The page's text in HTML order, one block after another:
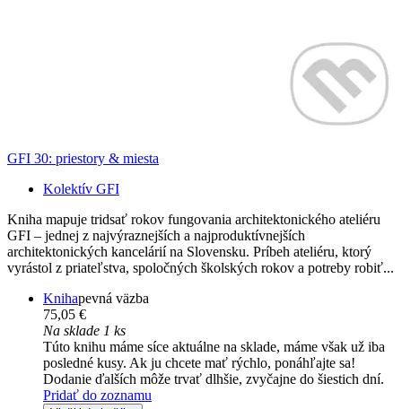
GFI 30: priestory & miesta
Kolektív GFI
Kniha mapuje tridsať rokov fungovania architektonického ateliéru
GFI – jednej z najvýraznejších a najproduktívnejších
architektonických kancelárií na Slovensku. Príbeh ateliéru, ktorý
vyrástol z priateľstva, spoločných školských rokov a potreby robiť...
Knihapevná väzba
75,05 €
Na sklade 1 ks
Túto knihu máme síce aktuálne na sklade, máme však už iba
posledné kusy. Ak ju chcete mať rýchlo, ponáhľajte sa!
Dodanie ďalších môže trvať dlhšie, zvyčajne do šiestich dní.
Pridať do zoznamu